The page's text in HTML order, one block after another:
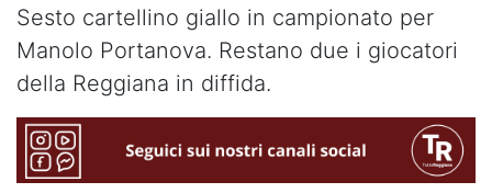
Sesto cartellino giallo in campionato per
Manolo Portanova. Restano due i giocatori
della Reggiana in diffida.